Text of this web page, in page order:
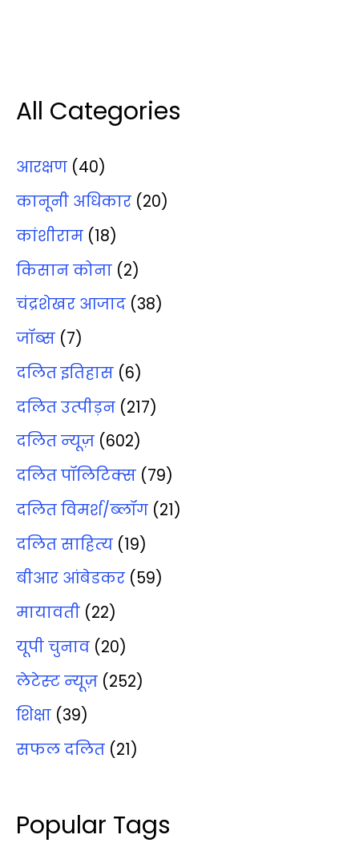
All Categories
आरक्षण (40)
कानूनी अधिकार (20)
कांशीराम (18)
किसान कोना (2)
चंद्रशेखर आजाद (38)
जॉब्‍स (7)
दलित इतिहास (6)
दलित उत्‍पीड़न (217)
दलित न्‍यूज़ (602)
दलित पॉलिटिक्‍स (79)
दलित विमर्श/ब्‍लॉग (21)
दलित साहित्‍य (19)
बीआर आंबेडकर (59)
मायावती (22)
यूपी चुनाव (20)
लेटेस्‍ट न्‍यूज़ (252)
शिक्षा (39)
सफल दलित (21)
Popular Tags